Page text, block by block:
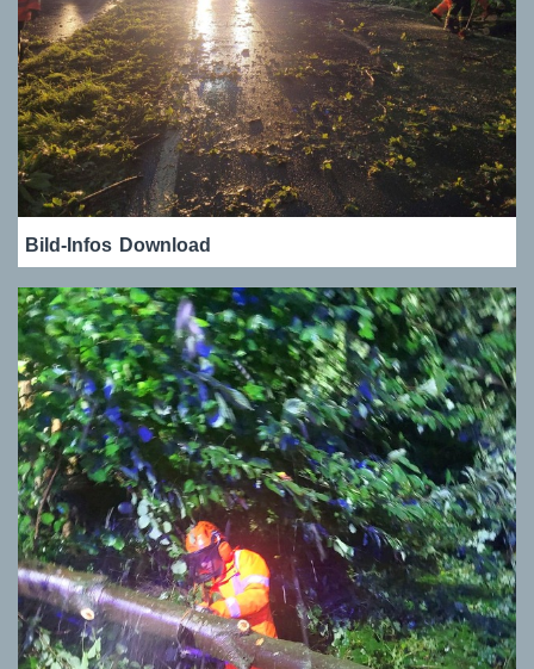
Bild-Infos Download